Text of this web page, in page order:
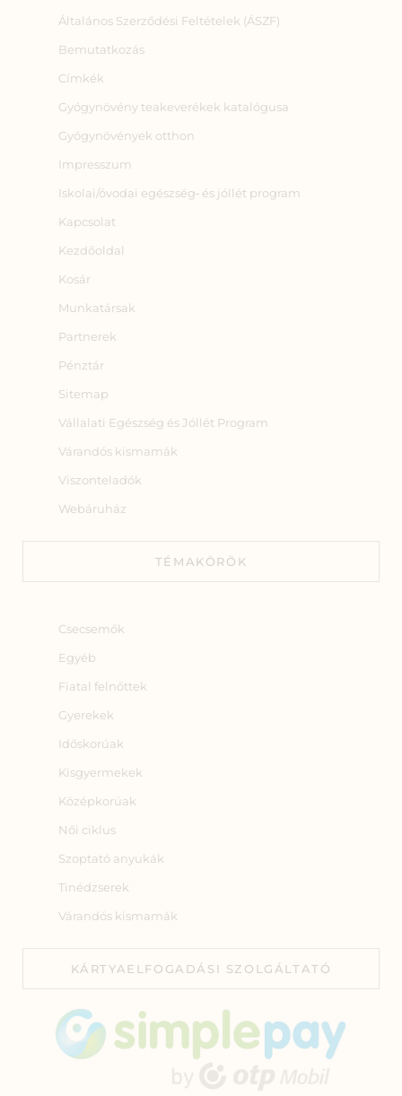
Általános Szerződési Feltételek (ÁSZF)
Bemutatkozás
Címkék
Gyógynövény teakeverékek katalógusa
Gyógynövények otthon
Impresszum
Iskolai/óvodai egészség‑ és jóllét program
Kapcsolat
Kezdőoldal
Kosár
Munkatársak
Partnerek
Pénztár
Sitemap
Vállalati Egészség és Jóllét Program
Várandós kismamák
Viszonteladók
Webáruház
TÉMAKÖRÖK
Csecsemők
Egyéb
Fiatal felnőttek
Gyerekek
Időskorúak
Kisgyermekek
Középkorúak
Női ciklus
Szoptató anyukák
Tinédzserek
Várandós kismamák
KÁRTYAELFOGADÁSI SZOLGÁLTATÓ